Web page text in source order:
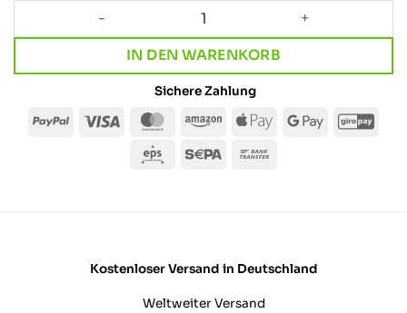
Garderobensystem · Garderobe Industrial Design mit
IN DEN WARENKORB
Sichere Zahlung
PayPalVisa MasterCard
AmazonApple Google
Eps
Sepa
Kostenloser Versand in Deutschland
Weltweiter Versand